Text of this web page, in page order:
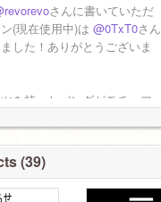
ポチッとしたら僕もあなた
ッとしますーー！よろしく
さんに書いていただ
(現在使用中)は @0TxT0さん
した！ありがとうございま
を持ったパンダがモチーフ
(39)